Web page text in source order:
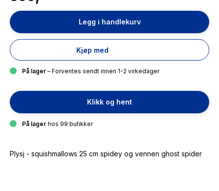
Legg i handlekurv
Kjøp med
På lager – Forventes sendt innen 1-2 virkedager
Klikk og hent
På lager hos 99 butikker
Plysj - squishmallows 25 cm spidey og vennen ghost spider